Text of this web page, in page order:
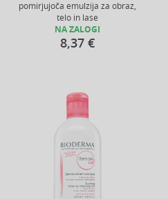
pomirjujoča emulzija za obraz,
telo in lase
NA ZALOGI
8,37 €